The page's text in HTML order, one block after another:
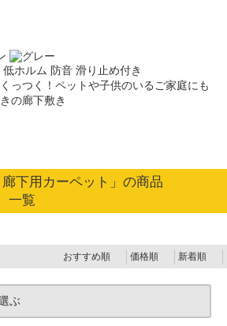
低ホルム 防音 滑り止め付き
っつく！ペットや子供のいるご家庭にも
の廊下敷き
廊下用カーペット」の商品
一覧
おすすめ順 価格順 新着順
ぶ